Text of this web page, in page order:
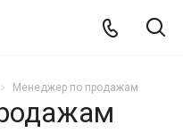
Менеджер по продажам